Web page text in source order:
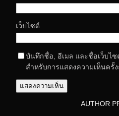
เว็บไซต์
บันทึกชื่อ, อีเมล และชื่อเว็บไ
สำหรับการแสดงความเห็นครั้
AUTHOR